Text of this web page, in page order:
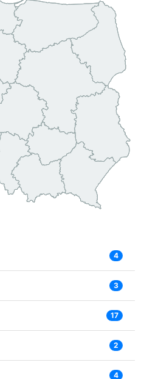
4
3
17
2
4